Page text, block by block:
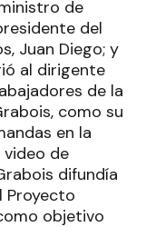
de
del
Juan Diego; y
al dirigente
de la
como su
en la
video de
difundía
Proyecto
objetivo